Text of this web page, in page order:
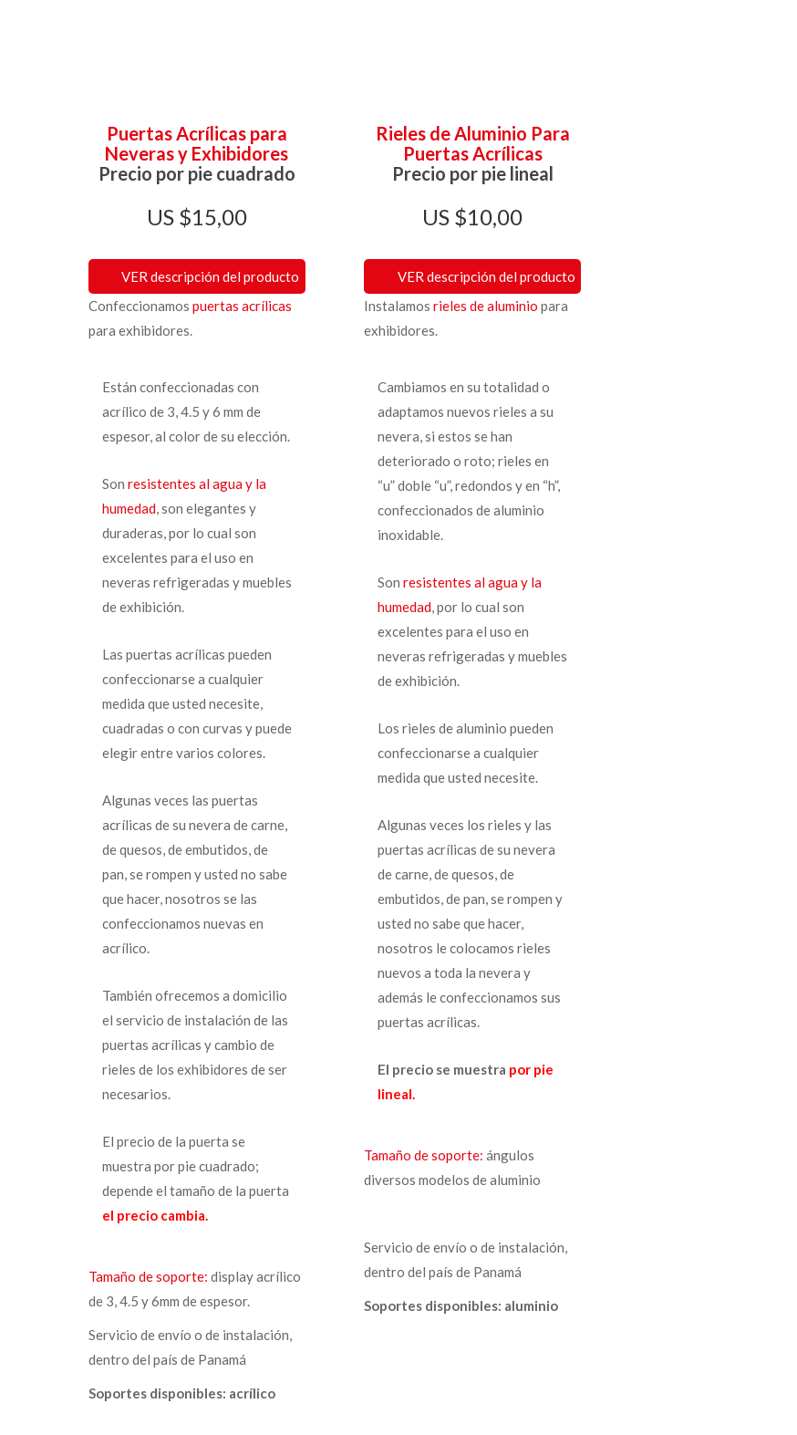
Puertas Acrílicas para
Neveras y Exhibidores
Precio por pie cuadrado
$15,00
VER descripción del producto
Confeccionamos puertas acrílicas
para exhibidores.
Están confeccionadas con
acrílico de 3, 4.5 y 6 mm de
espesor, al color de su elección.
Son resistentes al agua y la
humedad, son elegantes y
duraderas, por lo cual son
excelentes para el uso en
neveras refrigeradas y muebles
de exhibición.
Las puertas acrílicas pueden
confeccionarse a cualquier
medida que usted necesite,
cuadradas o con curvas y puede
elegir entre varios colores.
Algunas veces las puertas
acrílicas de su nevera de carne,
de quesos, de embutidos, de
pan, se rompen y usted no sabe
que hacer, nosotros se las
confeccionamos nuevas en
acrílico.
También ofrecemos a domicilio
el servicio de instalación de las
puertas acrílicas y cambio de
rieles de los exhibidores de ser
necesarios.
El precio de la puerta se
muestra por pie cuadrado;
depende el tamaño de la puerta
el precio cambia.
Tamaño de soporte: display acrílico
de 3, 4.5 y 6mm de espesor.
Servicio de envío o de instalación,
dentro del país de Panamá
Soportes disponibles: acrílico
Rieles de Aluminio Para
Puertas Acrílicas
Precio por pie lineal
$10,00
VER descripción del producto
Instalamosrieles de aluminio para
exhibidores.
Cambiamos en su totalidad o
adaptamos nuevos rieles a su
nevera, si estos se han
deteriorado o roto; rieles en
“u” doble “u”, redondos y en “h”,
confeccionados de aluminio
inoxidable.
Sonresistentes al agua y la
humedad, por lo cual son
excelentes para el uso en
neveras refrigeradas y muebles
de exhibición.
Los rieles de aluminio pueden
confeccionarse a cualquier
medida que usted necesite.
Algunas veces los rieles y las
puertas acrílicas de su nevera
de carne, de quesos, de
embutidos, de pan, se rompen y
usted no sabe que hacer,
nosotros le colocamos rieles
nuevos a toda la nevera y
además le confeccionamos sus
puertas acrílicas.
El precio se muestra por pie
lineal.
Tamaño de soporte: ángulos
diversos modelos de aluminio
Servicio de envío o de instalación,
dentro del país de Panamá
Soportes disponibles: aluminio